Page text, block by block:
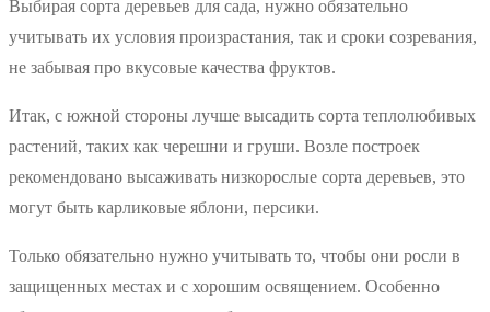
Выбирая сорта деревьев для сада, нужно обязательно
учитывать их условия произрастания, так и сроки созревания,
не забывая про вкусовые качества фруктов.
Итак, с южной стороны лучше высадить сорта теплолюбивых
растений, таких как черешни и груши. Возле построек
рекомендовано высаживать низкорослые сорта деревьев, это
могут быть карликовые яблони, персики.
Только обязательно нужно учитывать то, чтобы они росли в
защищенных местах и с хорошим освящением. Особенно